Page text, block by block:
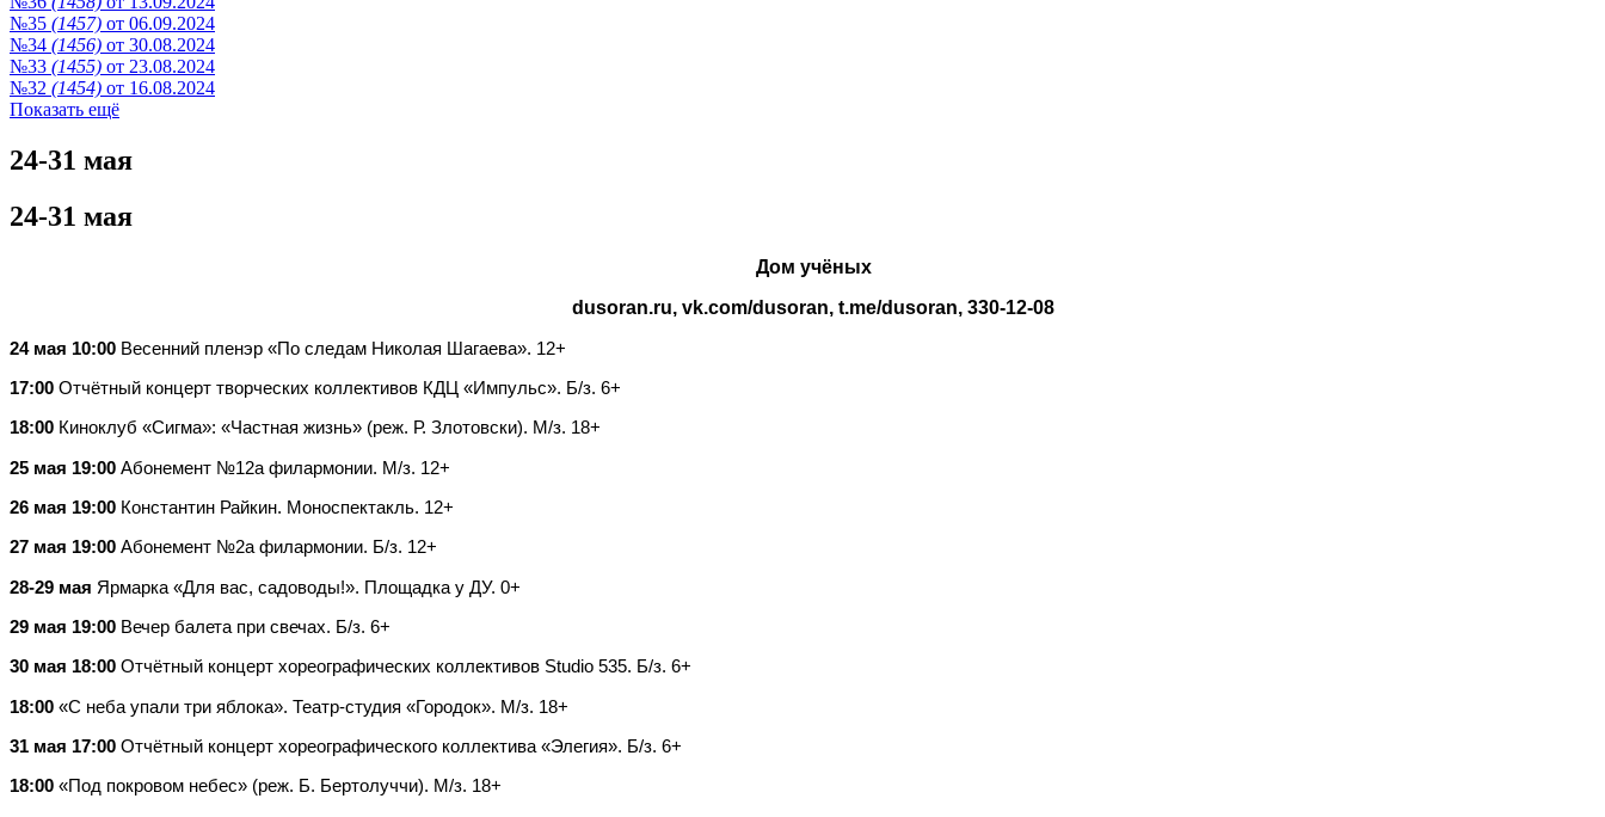
№35 (1457) от 06.09.2024
№34 (1456) от 30.08.2024
№33 (1455) от 23.08.2024
№32 (1454) от 16.08.2024
Показать ещё
24-31 мая
24-31 мая
Дом учёных
dusoran.ru, vk.com/dusoran, t.me/dusoran, 330-12-08
24 мая 10:00 Весенний пленэр «По следам Николая Шагаева». 12+
17:00 Отчётный концерт творческих коллективов КДЦ «Импульс». Б/з. 6+
18:00 Киноклуб «Сигма»: «Частная жизнь» (реж. Р. Злотовски). М/з. 18+
25 мая 19:00 Абонемент №12а филармонии. М/з. 12+
26 мая 19:00 Константин Райкин. Моноспектакль. 12+
27 мая 19:00 Абонемент №2а филармонии. Б/з. 12+
28-29 мая Ярмарка «Для вас, садоводы!». Площадка у ДУ. 0+
29 мая 19:00 Вечер балета при свечах. Б/з. 6+
30 мая 18:00 Отчётный концерт хореографических коллективов Studio 535. Б/з. 6+
18:00 «С неба упали три яблока». Театр-студия «Городок». М/з. 18+
31 мая 17:00 Отчётный концерт хореографического коллектива «Элегия». Б/з. 6+
18:00 «Под покровом небес» (реж. Б. Бертолуччи). М/з. 18+